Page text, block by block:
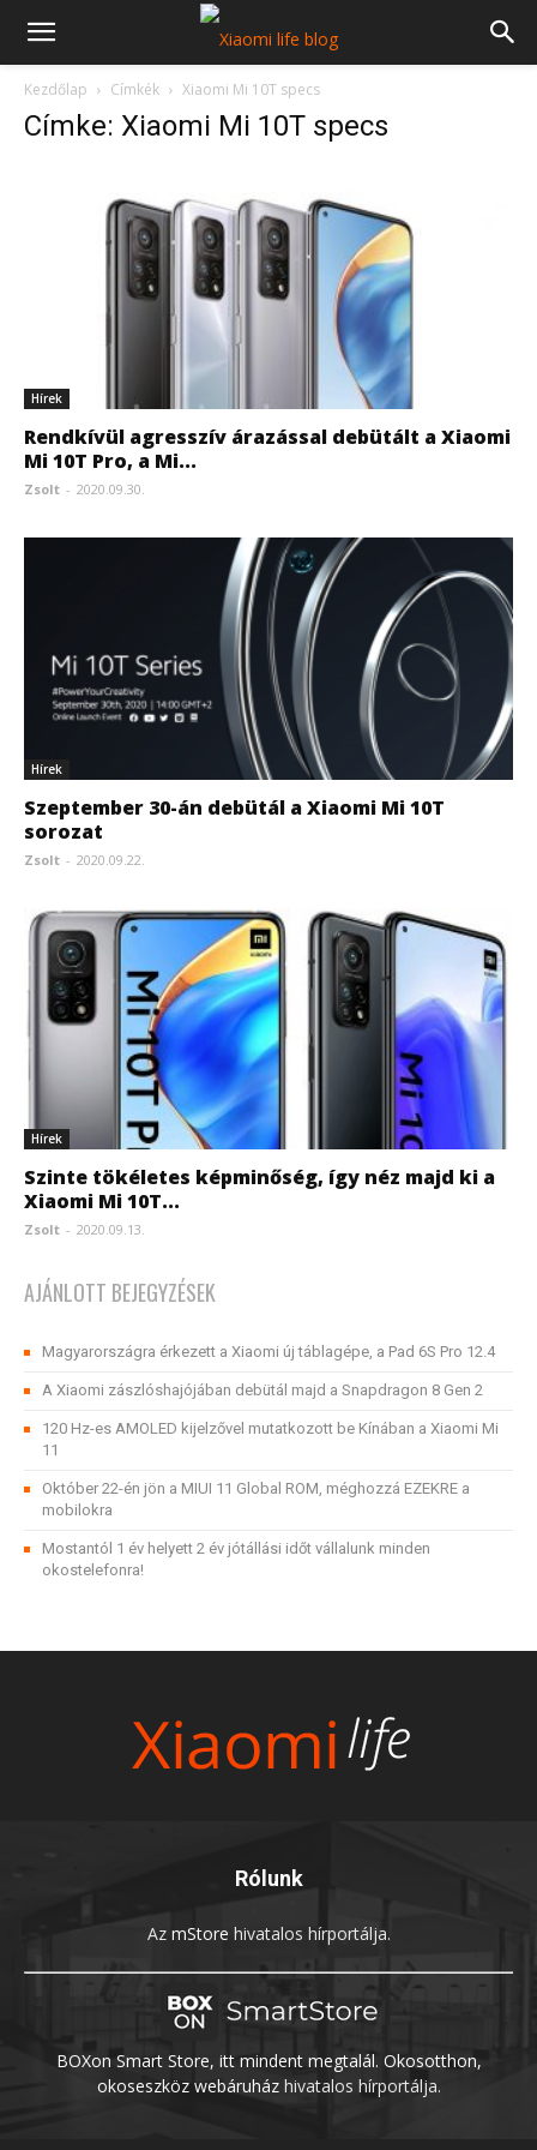
Kezdőlap Címkék Xiaomi Mi 10T specs
Címke: Xiaomi Mi 10T specs
Hírek
Rendkívül agresszív árazással debütált a Xiaomi
Mi 10T Pro, a Mi...
Zsolt - 2020.09.30.
Hírek
Szeptember 30-án debütál a Xiaomi Mi 10T
sorozat
Zsolt - 2020.09.22.
Hírek
Szinte tökéletes képminőség, így néz majd ki a
Xiaomi Mi 10T...
Zsolt - 2020.09.13.
AJÁNLOTT BEJEGYZÉSEK
Magyarországra érkezett a Xiaomi új táblagépe, a Pad 6S Pro 12.4
A Xiaomi zászlóshajójában debütál majd a Snapdragon 8 Gen 2
120 Hz-es AMOLED kijelzővel mutatkozott be Kínában a Xiaomi Mi
11
Október 22-én jön a MIUI 11 Global ROM, méghozzá EZEKRE a
mobilokra
Mostantól 1 év helyett 2 év jótállási időt vállalunk minden
okostelefonra!
Rólunk
Az mStore hivatalos hírportálja.
BOXon Smart Store, itt mindent megtalál. Okosotthon,
okoseszköz webáruházhivatalos hírportálja.